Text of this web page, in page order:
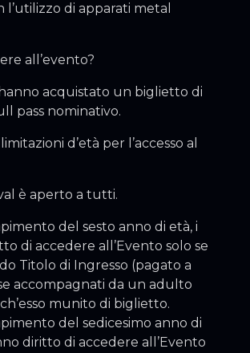
l’utilizzo di apparati metal
all’evento?
acquistato un biglietto di
pass nominativo.
d’età per l’accesso al
è aperto a tutti.
del sesto anno di età, i
di accedere all’Evento solo se
Titolo di Ingresso (pagato a
accompagnati da un adulto
munito di biglietto.
del sedicesimo anno di
diritto di accedere all’Evento